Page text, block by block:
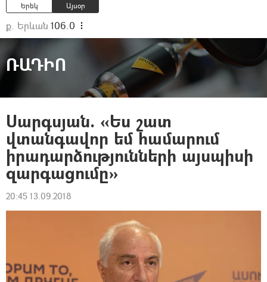
Երեկ Այսօր
ք. Երևան 106.0
ՌԱԴԻՈ
Սարգսյան. «Ես շատ
վտանգավոր եմ համարում
իրադարձությունների այսպիսի
զարգացումը»
20:45 13.09.2018